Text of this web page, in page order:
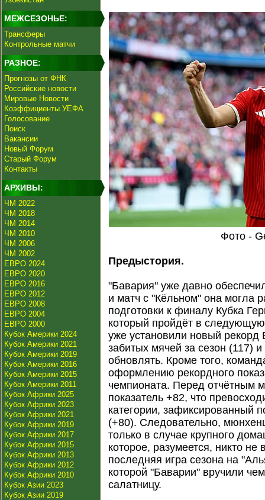
МЕЖСЕЗОНЬЕ:
Трансферы
Контрольные матчи
РАЗНОЕ:
Прогнозы от ФНК
Российские новости
Мировые Новости
Коэффициенты УЕФА
Голосование
Поиск
Вакансии
Новый Форум
Старый Форум
Контакты
АРХИВЫ:
ЧМ 2022
ЧМ 2018
ЧМ 2014
ЧМ 2010
ЧМ 2006
ЧМ 2002
ЕВРО 2024
ЕВРО 2020
ЕВРО 2016
ЕВРО 2012
ЕВРО 2008
ЕВРО 2004
ЕВРО 2000
Кубок Америки 2024
Кубок Америки 2021
Кубок Америки 2019
Кубок Америки 2016
Кубок Америки 2015
Кубок Америки 2011
Кубок Африки 2025
Кубок Африки 2023
Кубок Африки 2021
Кубок Африки 2019
Кубок Африки 2017
Кубок Африки 2015
Кубок Африки 2013
Кубок Африки 2012
Кубок Африки 2010
Кубок Азии 2023
Кубок Азии 2019
Фото -
Предыстория.
"Бавария" уже давно
и матч с "Кёльном" она могла
подготовки к финалу Кубка
который пройдёт в
уже установили новый рекорд
забитых мячей за сезон (117)
обновлять. Кроме того,
оформлению рекордного
чемпионата. Перед отчётным
показатель +82, что
категории, зафиксированный
(+80). Следовательно,
только в случае крупного
которое, разумеется, никто
последняя игра сезона на
которой "Баварии" вручили
салатницу.